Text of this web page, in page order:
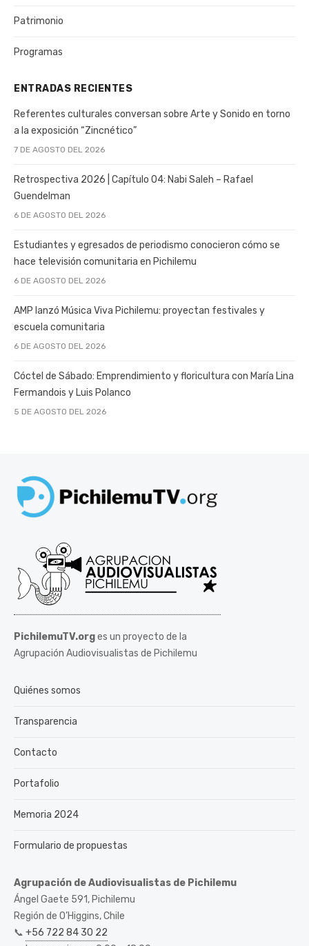
Patrimonio
Programas
ENTRADAS RECIENTES
Referentes culturales conversan sobre Arte y Sonido en torno
a la exposición “Zincnético”
7 DE AGOSTO DEL 2026
Retrospectiva 2026 | Capítulo 04: Nabi Saleh – Rafael
Guendelman
6 DE AGOSTO DEL 2026
Estudiantes y egresados de periodismo conocieron cómo se
hace televisión comunitaria en Pichilemu
6 DE AGOSTO DEL 2026
AMP lanzó Música Viva Pichilemu: proyectan festivales y
escuela comunitaria
6 DE AGOSTO DEL 2026
Cóctel de Sábado: Emprendimiento y floricultura con María Lina
Fermandois y Luis Polanco
5 DE AGOSTO DEL 2026
PichilemuTV.orges un proyecto de la
Agrupación Audiovisualistas de Pichilemu
Quiénes somos
Transparencia
Contacto
Portafolio
Memoria 2024
Formulario de propuestas
Agrupación de Audiovisualistas de Pichilemu
Ángel Gaete 591, Pichilemu
Región de O’Higgins, Chile
📞 +56 722 84 30 22